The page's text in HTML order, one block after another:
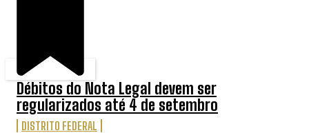
Débitos do Nota Legal devem ser
regularizados até 4 de setembro
DISTRITO FEDERAL